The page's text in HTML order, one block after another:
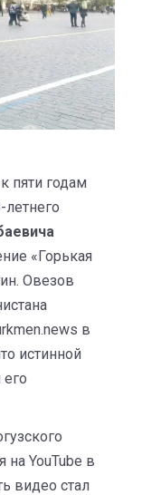
пяти годам
«Горькая
Овезов
в
истинной
на YouTube в
видео стал